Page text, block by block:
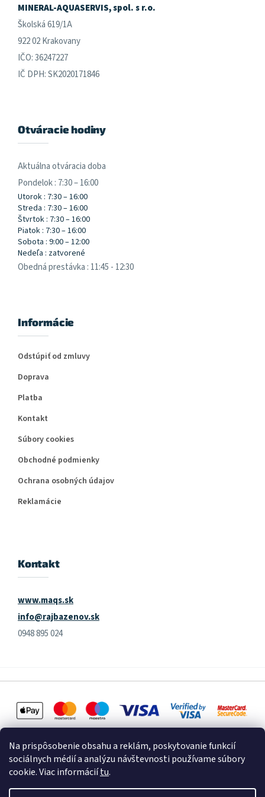
Na prispôsobenie obsahu a reklám, poskytovanie funkcií
sociálnych médií a analýzu návštevnosti používame súbory
cookie. Viac informáciítu.
MINERAL-AQUASERVIS, spol. s r.o.
Školská 619/1A
922 02 Krakovany
IČO: 36247227
IČ DPH: SK2020171846
Otváracie hodiny
Aktuálna otváracia doba
Pondelok : 7:30 – 16:00
Utorok : 7:30 – 16:00
Streda : 7:30 – 16:00
Štvrtok : 7:30 – 16:00
Piatok : 7:30 – 16:00
Sobota : 9:00 – 12:00
Nedeľa : zatvorené
Obedná prestávka : 11:45 - 12:30
Informácie
Odstúpiť od zmluvy
Doprava
Platba
Kontakt
Súbory cookies
Obchodné podmienky
Ochrana osobných údajov
Reklamácie
Kontakt
www.maqs.sk
info@rajbazenov.sk
0948 895 024